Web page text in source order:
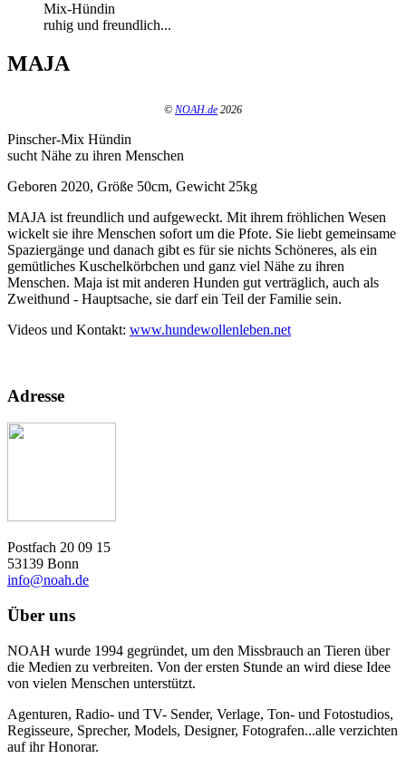
Mix-Hündin
ruhig und freundlich...
MAJA
© NOAH.de 2026
Pinscher-Mix Hündin
sucht Nähe zu ihren Menschen
Geboren 2020, Größe 50cm, Gewicht 25kg
MAJA ist freundlich und aufgeweckt. Mit ihrem fröhlichen Wesen
wickelt sie ihre Menschen sofort um die Pfote. Sie liebt gemeinsame
Spaziergänge und danach gibt es für sie nichts Schöneres, als ein
gemütliches Kuschelkörbchen und ganz viel Nähe zu ihren
Menschen. Maja ist mit anderen Hunden gut verträglich, auch als
Zweithund - Hauptsache, sie darf ein Teil der Familie sein.
Videos und Kontakt: www.hundewollenleben.net
Adresse
Postfach 20 09 15
53139 Bonn
info@noah.de
Über uns
NOAH wurde 1994 gegründet, um den Missbrauch an Tieren über
die Medien zu verbreiten. Von der ersten Stunde an wird diese Idee
von vielen Menschen unterstützt.
Agenturen, Radio- und TV- Sender, Verlage, Ton- und Fotostudios,
Regisseure, Sprecher, Models, Designer, Fotografen...alle verzichten
auf ihr Honorar.